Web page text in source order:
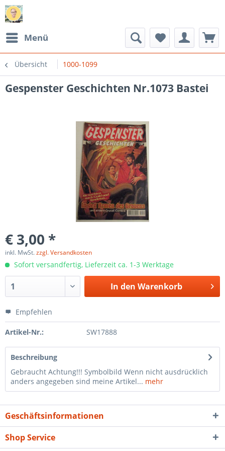
Menü
Übersicht 1000-1099
Gespenster Geschichten Nr.1073 Bastei
€ 3,00 *
inkl. MwSt.zzgl. Versandkosten
Sofort versandfertig, Lieferzeit ca. 1-3 Werktage
In den Warenkorb
Empfehlen
Artikel-Nr.: SW17888
Beschreibung
Gebraucht Achtung!!! Symbolbild Wenn nicht ausdrücklich
anders angegeben sind meine Artikel... mehr
Geschäftsinformationen
Shop Service